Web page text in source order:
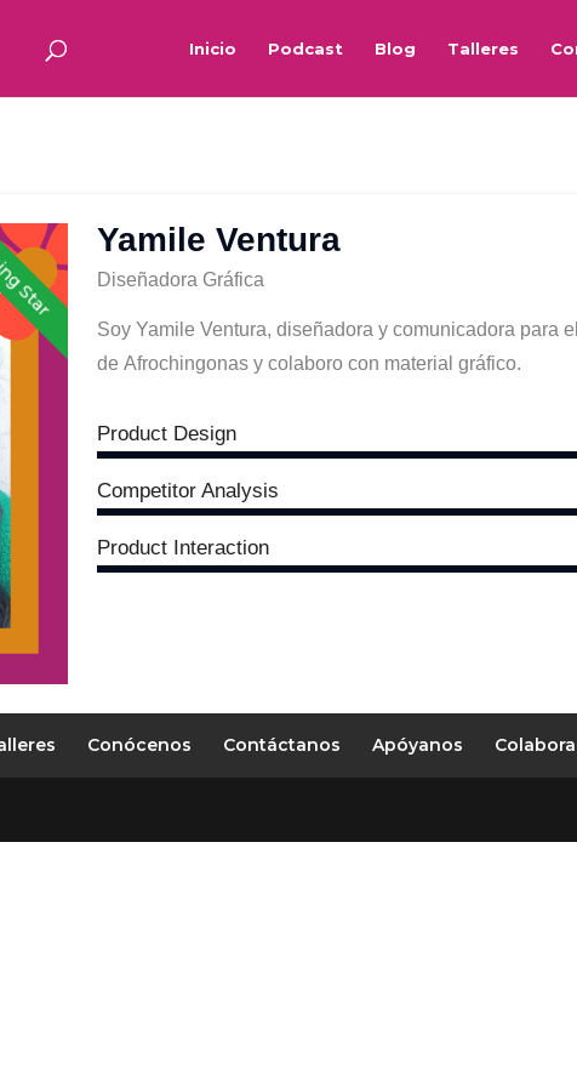
Inicio Podcast Blog Talleres
Star Yamile Ventura
Diseñadora Gráfica
Soy Yamile Ventura, diseñadora y comunicadora para
de Afrochingonas y colaboro con material gráfico.
Product Design
Competitor Analysis
Product Interaction
Conócenos Contáctanos Apóyanos